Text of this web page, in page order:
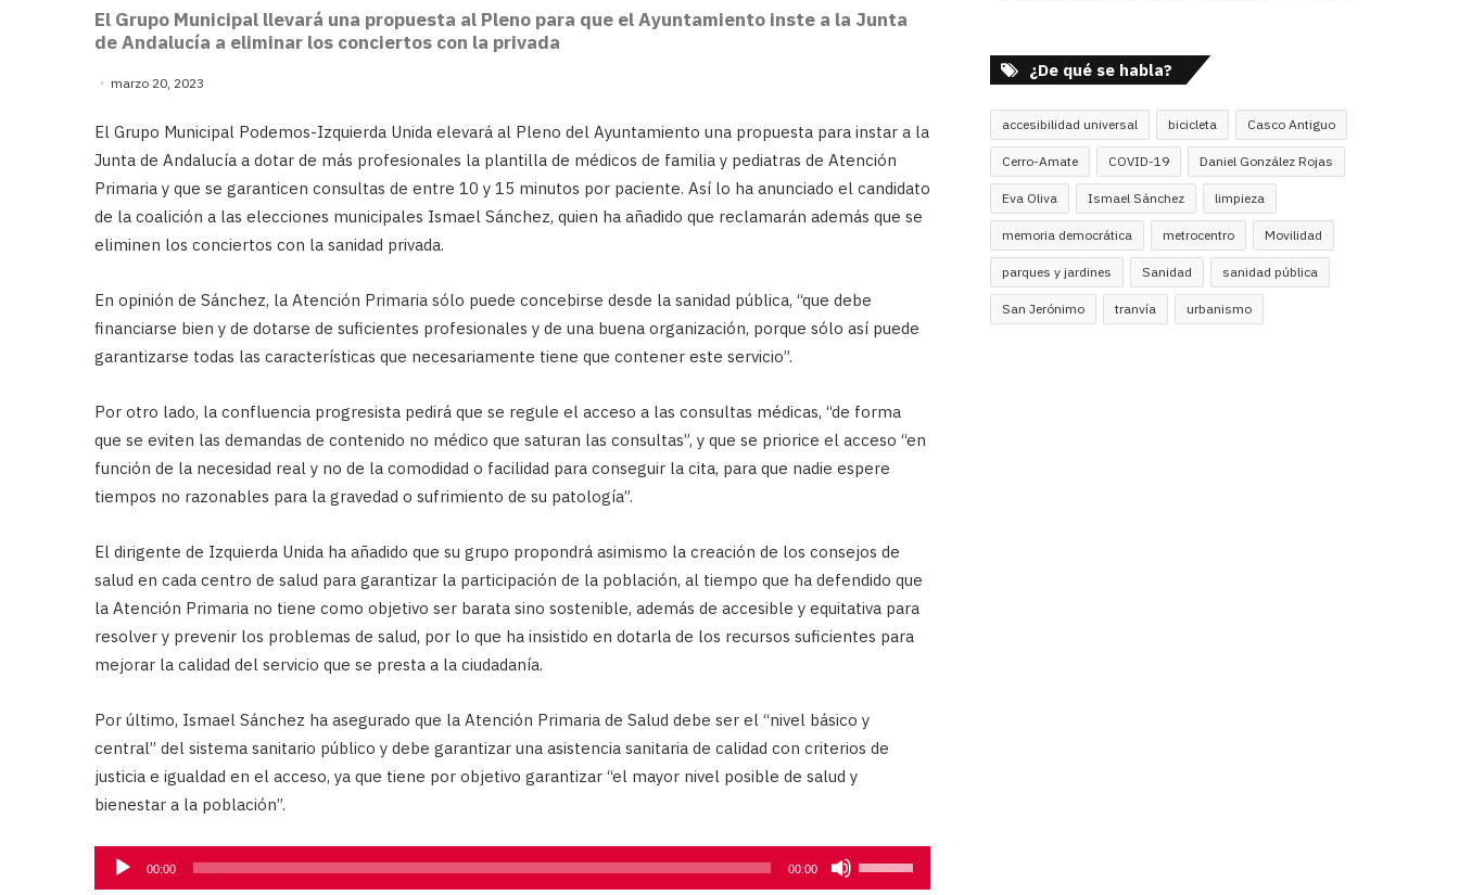
El Grupo Municipal llevará una propuesta al Pleno para que el Ayuntamiento inste a la Junta
de Andalucía a eliminar los conciertos con la privada
marzo 20, 2023
El Grupo Municipal Podemos-Izquierda Unida elevará al Pleno del Ayuntamiento una propuesta para instar a la
Junta de Andalucía a dotar de más profesionales la plantilla de médicos de familia y pediatras de Atención
Primaria y que se garanticen consultas de entre 10 y 15 minutos por paciente. Así lo ha anunciado el candidato
de la coalición a las elecciones municipales Ismael Sánchez, quien ha añadido que reclamarán además que se
eliminen los conciertos con la sanidad privada.
En opinión de Sánchez, la Atención Primaria sólo puede concebirse desde la sanidad pública, “que debe
financiarse bien y de dotarse de suficientes profesionales y de una buena organización, porque sólo así puede
garantizarse todas las características que necesariamente tiene que contener este servicio”.
Por otro lado, la confluencia progresista pedirá que se regule el acceso a las consultas médicas, “de forma
que se eviten las demandas de contenido no médico que saturan las consultas”, y que se priorice el acceso “en
función de la necesidad real y no de la comodidad o facilidad para conseguir la cita, para que nadie espere
tiempos no razonables para la gravedad o sufrimiento de su patología”.
El dirigente de Izquierda Unida ha añadido que su grupo propondrá asimismo la creación de los consejos de
salud en cada centro de salud para garantizar la participación de la población, al tiempo que ha defendido que
la Atención Primaria no tiene como objetivo ser barata sino sostenible, además de accesible y equitativa para
resolver y prevenir los problemas de salud, por lo que ha insistido en dotarla de los recursos suficientes para
mejorar la calidad del servicio que se presta a la ciudadanía.
Por último, Ismael Sánchez ha asegurado que la Atención Primaria de Salud debe ser el “nivel básico y
central” del sistema sanitario público y debe garantizar una asistencia sanitaria de calidad con criterios de
justicia e igualdad en el acceso, ya que tiene por objetivo garantizar “el mayor nivel posible de salud y
bienestar a la población”.
Reproductor
de
00:00 00:00
las
¿De qué se habla?
accesibilidad universal bicicleta Casco Antiguo
Cerro-Amate COVID-19 Daniel González Rojas
Eva Oliva Ismael Sánchez limpieza
memoria democrática metrocentro Movilidad
parques y jardines Sanidad sanidad pública
San Jerónimo tranvía urbanismo